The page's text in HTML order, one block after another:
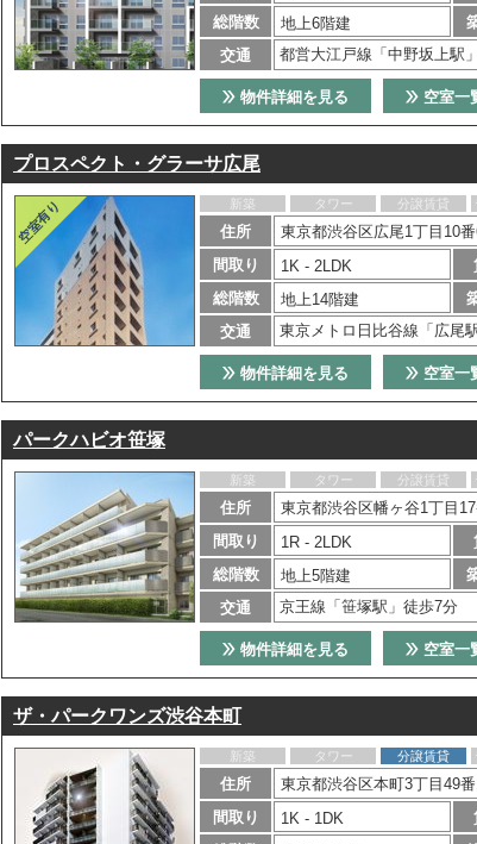
総階数
地上6階建
交通
都営大江戸線「中野坂上駅
空室一
物件詳細を見る
プロスペクト・グラーサ広尾
新築 タワー 分譲賃貸
住所
東京都渋谷区広尾1丁目10
間取り
1K - 2LDK
総階数
地上14階建
交通
東京メトロ日比谷線「広尾
空室一
物件詳細を見る
パークハビオ笹塚
新築 タワー 分譲賃貸
住所
東京都渋谷区幡ヶ谷1丁目
間取り
1R - 2LDK
総階数
地上5階建
交通
京王線「笹塚駅」徒歩7分
空室一
物件詳細を見る
ザ・パークワンズ渋谷本町
新築 タワー 分譲賃貸
住所
東京都渋谷区本町3丁目49
間取り
1K - 1DK